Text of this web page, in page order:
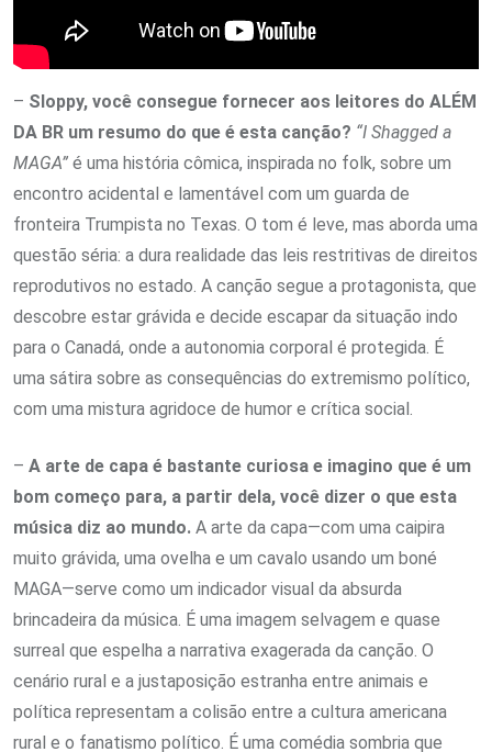
– Sloppy, você consegue fornecer aos leitores do ALÉM
DA BR um resumo do que é esta canção? “I Shagged a
MAGA” é uma história cômica, inspirada no folk, sobre um
encontro acidental e lamentável com um guarda de
fronteira Trumpista no Texas. O tom é leve, mas aborda uma
questão séria: a dura realidade das leis restritivas de direitos
reprodutivos no estado. A canção segue a protagonista, que
descobre estar grávida e decide escapar da situação indo
para o Canadá, onde a autonomia corporal é protegida. É
uma sátira sobre as consequências do extremismo político,
com uma mistura agridoce de humor e crítica social.
– A arte de capa é bastante curiosa e imagino que é um
bom começo para, a partir dela, você dizer o que esta
música diz ao mundo. A arte da capa—com uma caipira
muito grávida, uma ovelha e um cavalo usando um boné
MAGA—serve como um indicador visual da absurda
brincadeira da música. É uma imagem selvagem e quase
surreal que espelha a narrativa exagerada da canção. O
cenário rural e a justaposição estranha entre animais e
política representam a colisão entre a cultura americana
rural e o fanatismo político. É uma comédia sombria que